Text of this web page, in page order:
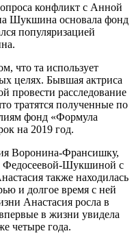
конфликт с Анной
Шукшина основала фонд
популяризацией
что та использует
целях. Бывшая актриса
провести расследование
тратятся полученные по
фонд «Формула
на 2019 год.
Воронина-Франсишку,
Федосеевой-Шукшиной с
также находилась
и долгое время с ней
Анастасия росла в
в жизни увидела
четыре года.